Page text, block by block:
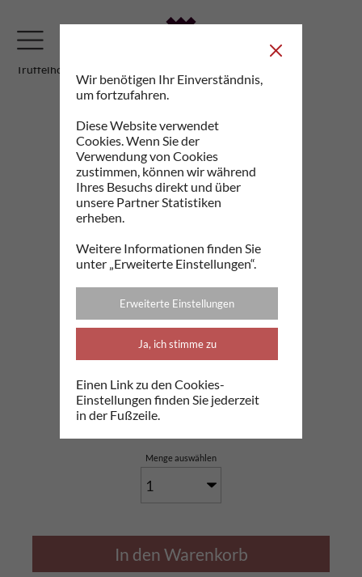
Trüffelhobel
21,00€*
21,00 € / Stk.
Menge auswählen
In den Warenkorb
Wir benötigen Ihr Einverständnis,
um fortzufahren.
Diese Website verwendet
Cookies. Wenn Sie der
Verwendung von Cookies
zustimmen, können wir während
Ihres Besuchs direkt und über
unsere Partner Statistiken
erheben.
Weitere Informationen finden Sie
unter „Erweiterte Einstellungen“.
Erweiterte Einstellungen
Ja, ich stimme zu
Einen Link zu den Cookies-
Einstellungen finden Sie jederzeit
in der Fußzeile.